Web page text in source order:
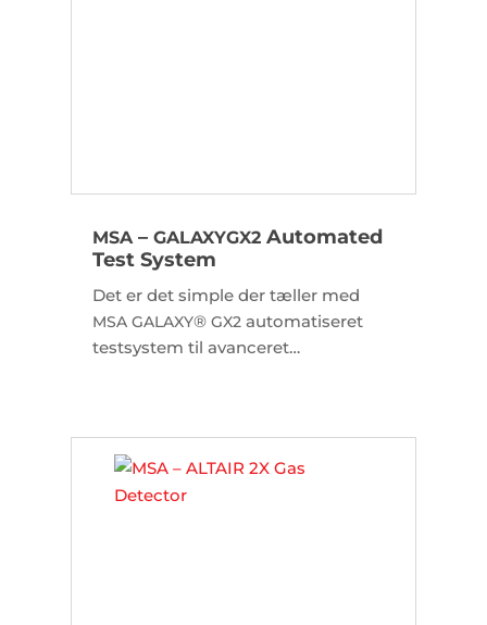
MSA– GALAXYGX2Automated
Test System
Det er det simple der tæller med
MSA GALAXY® GX2automatiseret
testsystem til avanceret